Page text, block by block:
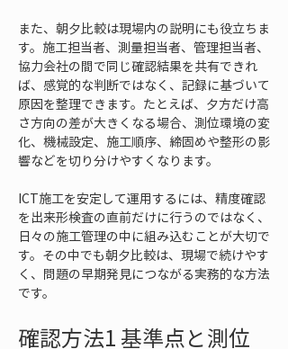
また、朝夕比較は現場内の説明にも役立ちま
す。施工担当者、測量担当者、管理担当者、
協力会社の間で同じ確認結果を共有できれ
ば、感覚的な判断ではなく、記録に基づいて
原因を整理できます。たとえば、夕方だけ高
さ方向の差が大きくなる場合、測位環境の変
化、機械設定、施工順序、締固めや整形の影
響などを切り分けやすくなります。
ICT施工を安定して運用するには、精度確認
を出来形検査の直前だけに行うのではなく、
日々の施工管理の中に組み込むことが大切で
す。その中でも朝夕比較は、現場で続けやす
く、問題の早期発見につながる実務的な方法
です。
確認方法1 基準点と測位